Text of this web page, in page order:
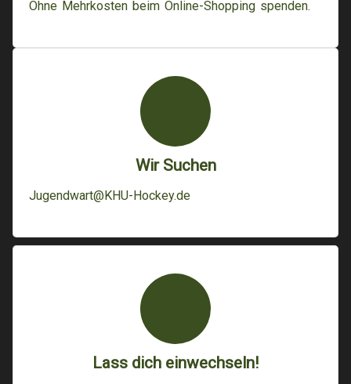
Ohne Mehrkosten beim Online-Shopping spenden.
Wir Suchen
Jugendwart@KHU-Hockey.de
Lass dich einwechseln!